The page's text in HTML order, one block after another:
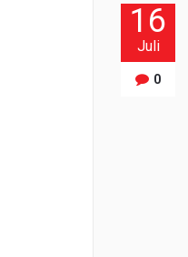
16
Juli
0